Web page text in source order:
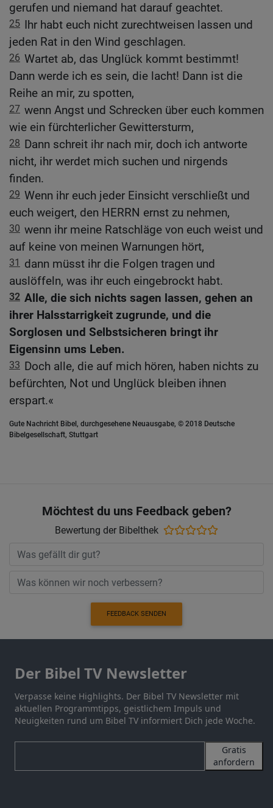
gerufen und niemand hat darauf geachtet.
25 Ihr habt euch nicht zurechtweisen lassen und
jeden Rat in den Wind geschlagen.
26 Wartet ab, das Unglück kommt bestimmt!
Dann werde ich es sein, die lacht! Dann ist die
Reihe an mir, zu spotten,
27 wenn Angst und Schrecken über euch kommen
wie ein fürchterlicher Gewittersturm,
28 Dann schreit ihr nach mir, doch ich antworte
nicht, ihr werdet mich suchen und nirgends
finden.
29 Wenn ihr euch jeder Einsicht verschließt und
euch weigert, den HERRN ernst zu nehmen,
30 wenn ihr meine Ratschläge von euch weist und
auf keine von meinen Warnungen hört,
31 dann müsst ihr die Folgen tragen und
auslöffeln, was ihr euch eingebrockt habt.
32 Alle, die sich nichts sagen lassen, gehen an
ihrer Halsstarrigkeit zugrunde, und die
Sorglosen und Selbstsicheren bringt ihr
Eigensinn ums Leben.
33 Doch alle, die auf mich hören, haben nichts zu
befürchten, Not und Unglück bleiben ihnen
erspart.«
Gute Nachricht Bibel, durchgesehene Neuausgabe, © 2018 Deutsche
Bibelgesellschaft, Stuttgart
Möchtest du uns Feedback geben?
Bewertung der Bibelthek
FEEDBACK SENDEN
Der Bibel TV Newsletter
Verpasse keine Highlights. Der Bibel TV Newsletter mit
aktuellen Programmtipps, geistlichem Impuls und
Neuigkeiten rund um Bibel TV informiert Dich jede Woche.
Gratis
anfordern